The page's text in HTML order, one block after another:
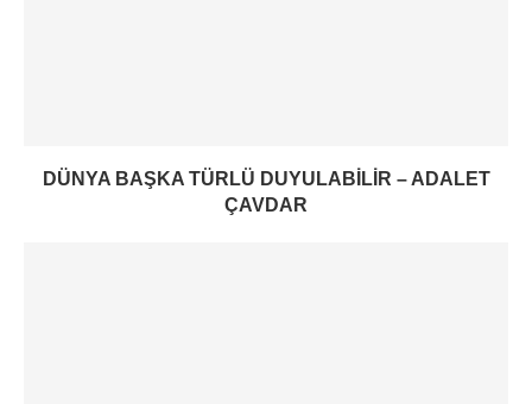
DÜNYA BAŞKA TÜRLÜ DUYULABILIR – ADALET
ÇAVDAR